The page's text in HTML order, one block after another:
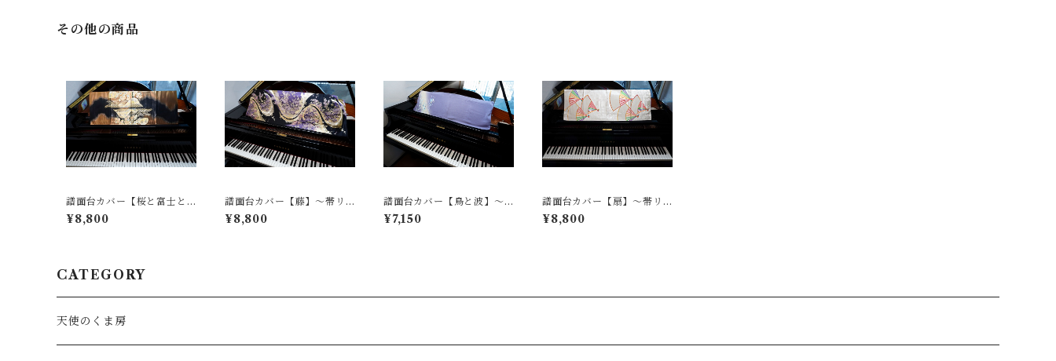
その他の商品
譜面台カバー【桜と富士と
波】〜帯リメイク〜
¥8,800
譜面台カバー【藤】〜帯リ
メイク〜
¥8,800
譜面台カバー【鳥と波】〜
着物リメイク〜
¥7,150
譜面台カバー【扇】〜帯リ
メイク〜
¥8,800
CATEGORY
天使のくま房